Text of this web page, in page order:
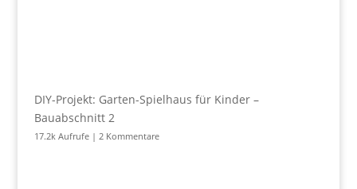
DIY-Projekt: Garten-Spielhaus für Kinder –
Bauabschnitt 2
17.2k Aufrufe| 2 Kommentare